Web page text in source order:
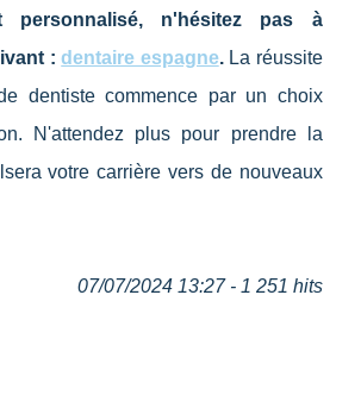
personnalisé, n'hésitez pas à
:dentaire espagne.La réussite
dentiste commence par un choix
N'attendez plus pour prendre la
votre carrière vers de nouveaux
07/07/2024 13:27 - 1 251 hits